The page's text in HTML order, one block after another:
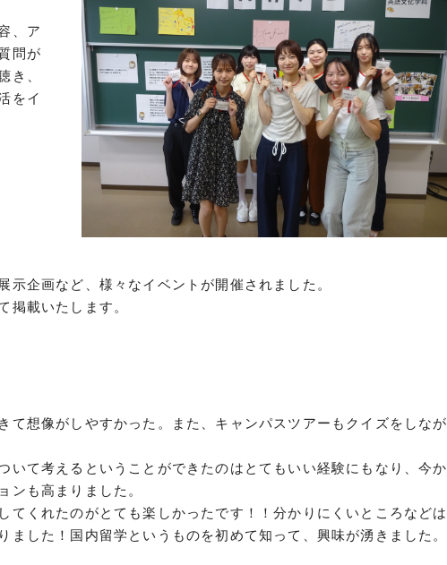
、ア
問が
き、
をイ
企画など、様々なイベントが開催されました。
掲載いたします。
て想像がしやすかった。また、キャンパスツアーもクイズをしなが
いて考えるということができたのはとてもいい経験にもなり、今か
ンも高まりました。
てくれたのがとても楽しかったです！！分かりにくいところなどは
した！国内留学というものを初めて知って、興味が湧きました。